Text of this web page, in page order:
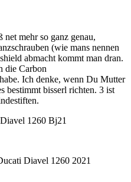
mehr so ganz genau,
(wie mans nennen
abmacht kommt man dran.
die Carbon
Ich denke, wenn Du Mutter
bestimmt bisserl richten. 3 ist
1260 Bj21